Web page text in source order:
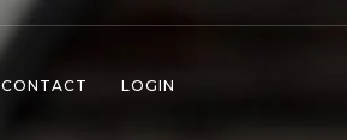
CONTACT LOGIN